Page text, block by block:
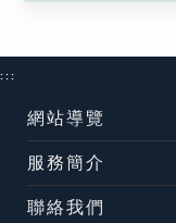
:::
網站導覽
服務簡介
聯絡我們